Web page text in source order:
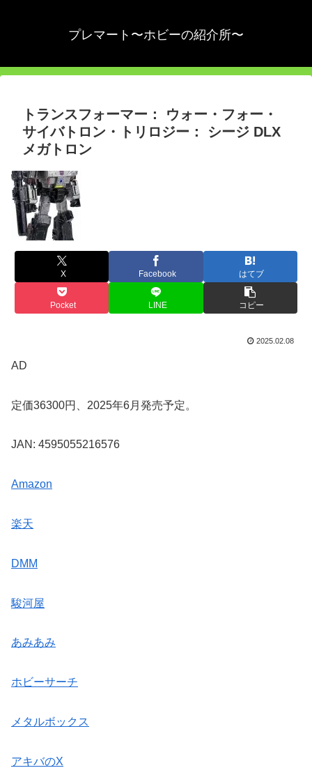
プレマート〜ホビーの紹介所〜
トランスフォーマー： ウォー・フォー・
サイバトロン・トリロジー： シージ DLX
メガトロン
X Facebook はてブ
Pocket LINE コピー
2025.02.08
AD
定価36300円、2025年6月発売予定。
JAN: 4595055216576
Amazon
楽天
DMM
駿河屋
あみあみ
ホビーサーチ
メタルボックス
アキバのX